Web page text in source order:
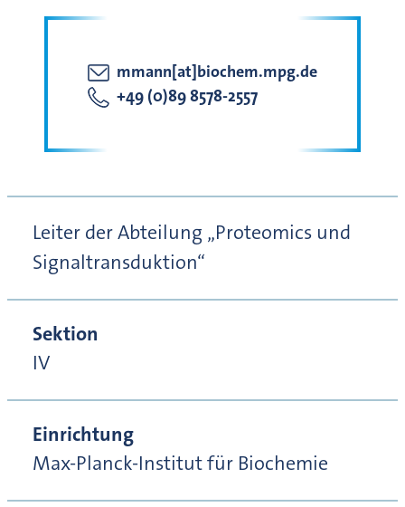
mmann[at]biochem.mpg.de
+49 (0)89 8578-2557
Leiter der Abteilung „Proteomics und
Signaltransduktion“
Sektion
IV
Einrichtung
Max-Planck-Institut für Biochemie